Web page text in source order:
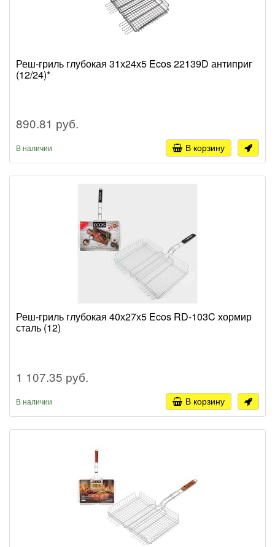
Реш-гриль глубокая 31х24х5 Ecos 22139D антиприг
(12/24)*
890.81 руб.
В наличии В корзину
Реш-гриль глубокая 40х27х5 Ecos RD-103C хормир
сталь (12)
1 107.35 руб.
В наличии В корзину